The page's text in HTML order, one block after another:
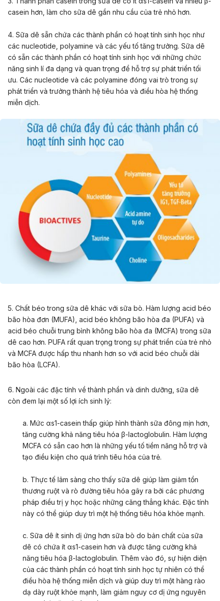
casein hơn, làm cho sữa dê gần nhu cầu của trẻ nhỏ hơn.
4. Sữa dê sẵn chứa các thành phần có hoạt tính sinh học như
các nucleotide, polyamine và các yếu tố tăng trưởng. Sữa dê
có sẵn các thành phần có hoạt tính sinh học với những chức
năng sinh lí đa dạng và quan trọng để hỗ trợ sự phát triển tối
ưu. Các nucleotide và các polyamine đóng vai trò trong sự
phát triển và trưởng thành hệ tiêu hóa và điều hòa hệ thống
miễn dịch.
5. Chất béo trong sữa dê khác với sữa bò. Hàm lượng acid béo
bão hòa đơn (MUFA), acid béo không bão hòa đa (PUFA) và
acid béo chuỗi trung bình không bão hòa đa (MCFA) trong sữa
dê cao hơn. PUFA rất quan trọng trong sự phát triển của trẻ nhỏ
và MCFA được hấp thu nhanh hơn so với acid béo chuỗi dài
bão hòa (LCFA).
6. Ngoài các đặc tính về thành phần và dinh dưỡng, sữa dê
còn đem lại một số lợi ích sinh lý:
a. Mức αs1-casein thấp giúp hình thành sữa đông mịn hơn,
tăng cường khả năng tiêu hóa β-lactoglobulin. Hàm lượng
MCFA có sẵn cao hơn là những yếu tố tiềm năng hỗ trợ và
tạo điều kiện cho quá trình tiêu hóa của trẻ.
b. Thực tế lâm sàng cho thấy sữa dê giúp làm giảm tổn
thương ruột và rò đường tiêu hóa gây ra bởi các phương
pháp điều trị y học hoặc những căng thẳng khác. Đặc tính
này có thể giúp duy trì một hệ thống tiêu hóa khỏe mạnh.
c. Sữa dê ít sinh dị ứng hơn sữa bò do bản chất của sữa
dê có chứa ít αs1-casein hơn và được tăng cường khả
năng tiêu hóa β-lactoglobulin. Thêm vào đó, sự hiện diện
của các thành phần có hoạt tính sinh học tự nhiên có thể
điều hòa hệ thống miễn dịch và giúp duy trì một hàng rào
dạ dày ruột khỏe mạnh, làm giảm nguy cơ dị ứng nguyên